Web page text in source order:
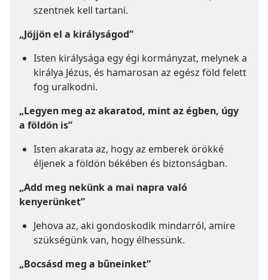
szentnek kell tartani.
„Jöjjön el a királyságod”
Isten királysága egy égi kormányzat, melynek a
királya Jézus, és hamarosan az egész föld felett
fog uralkodni.
„Legyen meg az akaratod, mint az égben, úgy
a földön is”
Isten akarata az, hogy az emberek örökké
éljenek a földön békében és biztonságban.
„Add meg nekünk a mai napra való
kenyerünket”
Jehova az, aki gondoskodik mindarról, amire
szükségünk van, hogy élhessünk.
„Bocsásd meg a bűneinket”